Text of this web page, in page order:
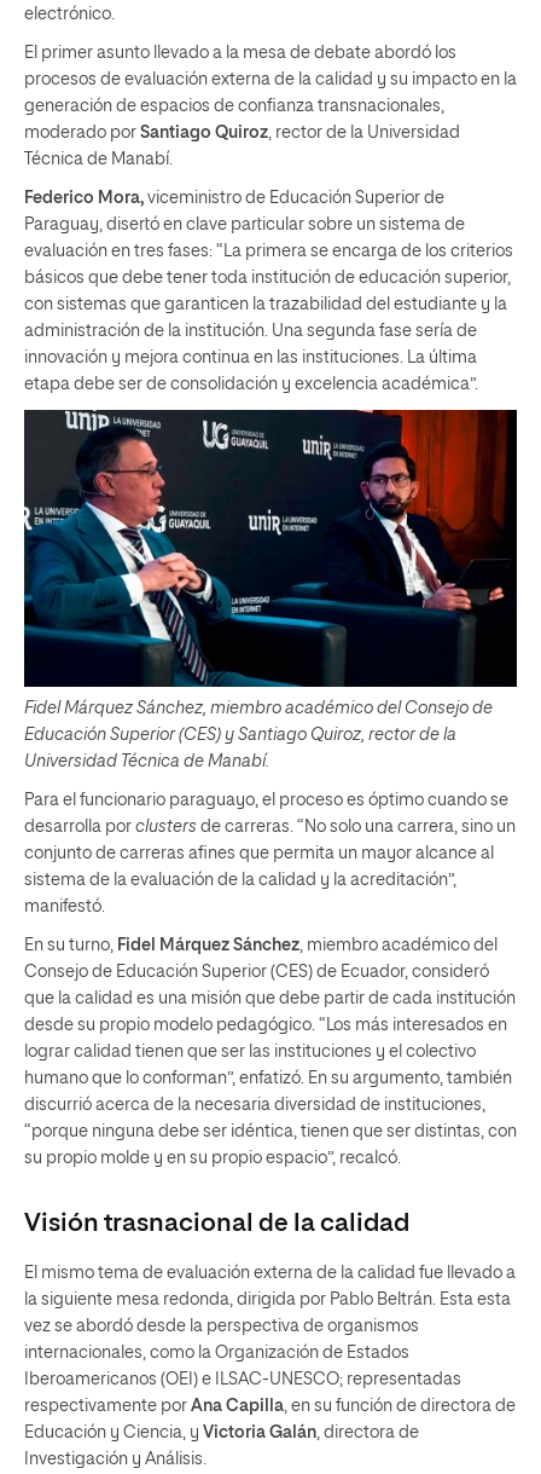
electrónico.
El primer asunto llevado a la mesa de debate abordó los
procesos de evaluación externa de la calidad y su impacto en la
generación de espacios de confianza transnacionales,
moderado por Santiago Quiroz , rector de la Universidad
Técnica de Manabí.
Federico Mora, viceministro de Educación Superior de
Paraguay, disertó en clave particular sobre un sistema de
evaluación en tres fases: “La primera se encarga de los criterios
básicos que debe tener toda institución de educación superior,
con sistemas que garanticen la trazabilidad del estudiante y la
administración de la institución. Una segunda fase sería de
innovación y mejora continua en las instituciones. La última
etapa debe ser de consolidación y excelencia académica”.
Fidel Márquez Sánchez, miembro académico del Consejo de
Educación Superior (CES) y Santiago Quiroz, rector de la
Universidad Técnica de Manabí.
Para el funcionario paraguayo, el proceso es óptimo cuando se
desarrolla por clusters de carreras. “No solo una carrera, sino un
conjunto de carreras afines que permita un mayor alcance al
sistema de la evaluación de la calidad y la acreditación”,
manifestó.
En su turno, Fidel Márquez Sánchez, miembro académico del
Consejo de Educación Superior (CES) de Ecuador, consideró
que la calidad es una misión que debe partir de cada institución
desde su propio modelo pedagógico. “Los más interesados en
lograr calidad tienen que ser las instituciones y el colectivo
humano que lo conforman”, enfatizó. En su argumento, también
discurrió acerca de la necesaria diversidad de instituciones,
“porque ninguna debe ser idéntica, tienen que ser distintas, con
su propio molde y en su propio espacio”, recalcó.
Visión trasnacional de la calidad
El mismo tema de evaluación externa de la calidad fue llevado a
la siguiente mesa redonda, dirigida por Pablo Beltrán. Esta esta
vez se abordó desde la perspectiva de organismos
internacionales, como la Organización de Estados
Iberoamericanos (OEI) e ILSAC-UNESCO; representadas
respectivamente por Ana Capilla, en su función de directora de
Educación y Ciencia, y Victoria Galán, directora de
Investigación y Análisis.